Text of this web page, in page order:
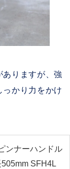
りますが、強
かり力をかけ
ンナーハンドル
SFH4L